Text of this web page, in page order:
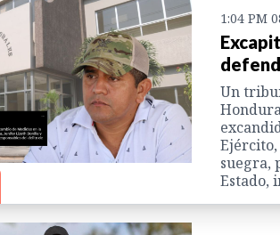
1:04 PM
Un
Ejército,
suegra,
Estado,